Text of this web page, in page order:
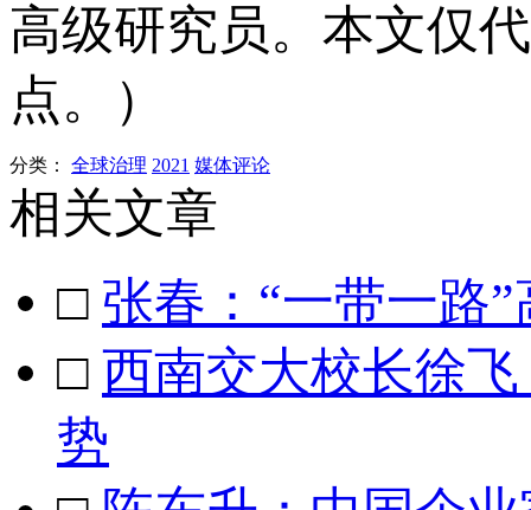
高级研究员。本文仅
点。）
分类： 全球治理 2021 媒体评论
相关文章
□ 张春：“一带一路
□ 西南交大校长徐
势